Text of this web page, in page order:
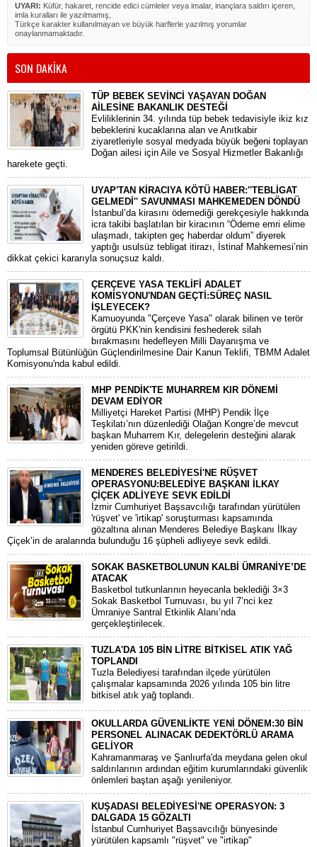
UYARI: Küfür, hakaret, rencide edici cümleler veya imalar, inançlara saldırı içeren,
imla kuralları ile yazılmamış,
Türkçe karakter kullanılmayan ve büyük harflerle yazılmış yorumlar
onaylanmamaktadır.
SON DAKİKA
TÜP BEBEK SEVİNCİ YAŞAYAN DOĞAN
AİLESİNE BAKANLIK DESTEĞİ
​Evliliklerinin 34. yılında tüp bebek tedavisiyle ikiz kız
bebeklerini kucaklarına alan ve Anıtkabir
ziyaretleriyle sosyal medyada büyük beğeni toplayan
Doğan ailesi için Aile ve Sosyal Hizmetler Bakanlığı
harekete geçti.
UYAP'TAN KİRACIYA KÖTÜ HABER:''TEBLİGAT
GELMEDİ'' SAVUNMASI MAHKEMEDEN DÖNDÜ
​İstanbul’da kirasını ödemediği gerekçesiyle hakkında
icra takibi başlatılan bir kiracının “Ödeme emri elime
ulaşmadı, takipten geç haberdar oldum” diyerek
yaptığı usulsüz tebligat itirazı, İstinaf Mahkemesi’nin
dikkat çekici kararıyla sonuçsuz kaldı.
ÇERÇEVE YASA TEKLİFİ ADALET
KOMİSYONU'NDAN GEÇTİ:SÜREÇ NASIL
İŞLEYECEK?
​Kamuoyunda "Çerçeve Yasa" olarak bilinen ve terör
örgütü PKK'nin kendisini feshederek silah
bırakmasını hedefleyen Milli Dayanışma ve
Toplumsal Bütünlüğün Güçlendirilmesine Dair Kanun Teklifi, TBMM Adalet
Komisyonu'nda kabul edildi.
MHP PENDİK'TE MUHARREM KIR DÖNEMİ
DEVAM EDİYOR
​Milliyetçi Hareket Partisi (MHP) Pendik İlçe
Teşkilatı’nın düzenlediği Olağan Kongre’de mevcut
başkan Muharrem Kır, delegelerin desteğini alarak
yeniden göreve getirildi.
MENDERES BELEDİYESİ'NE RÜŞVET
OPERASYONU:BELEDİYE BAŞKANI İLKAY
ÇİÇEK ADLİYEYE SEVK EDİLDİ
​İzmir Cumhuriyet Başsavcılığı tarafından yürütülen
'rüşvet' ve 'irtikap' soruşturması kapsamında
gözaltına alınan Menderes Belediye Başkanı İlkay
Çiçek’in de aralarında bulunduğu 16 şüpheli adliyeye sevk edildi.
SOKAK BASKETBOLUNUN KALBİ ÜMRANİYE’DE
ATACAK
Basketbol tutkunlarının heyecanla beklediği 3×3
Sokak Basketbol Turnuvası, bu yıl 7’nci kez
Ümraniye Santral Etkinlik Alanı’nda
gerçekleştirilecek.
TUZLA'DA 105 BİN LİTRE BİTKİSEL ATIK YAĞ
TOPLANDI
Tuzla Belediyesi tarafından ilçede yürütülen
çalışmalar kapsamında 2026 yılında 105 bin litre
bitkisel atık yağ toplandı.
OKULLARDA GÜVENLİKTE YENİ DÖNEM:30 BİN
PERSONEL ALINACAK DEDEKTÖRLÜ ARAMA
GELİYOR
​Kahramanmaraş ve Şanlıurfa'da meydana gelen okul
saldırılarının ardından eğitim kurumlarındaki güvenlik
önlemleri baştan aşağı yenileniyor.
KUŞADASI BELEDİYESİ'NE OPERASYON: 3
DALGADA 15 GÖZALTI
​İstanbul Cumhuriyet Başsavcılığı bünyesinde
yürütülen kapsamlı "rüşvet" ve "irtikap"